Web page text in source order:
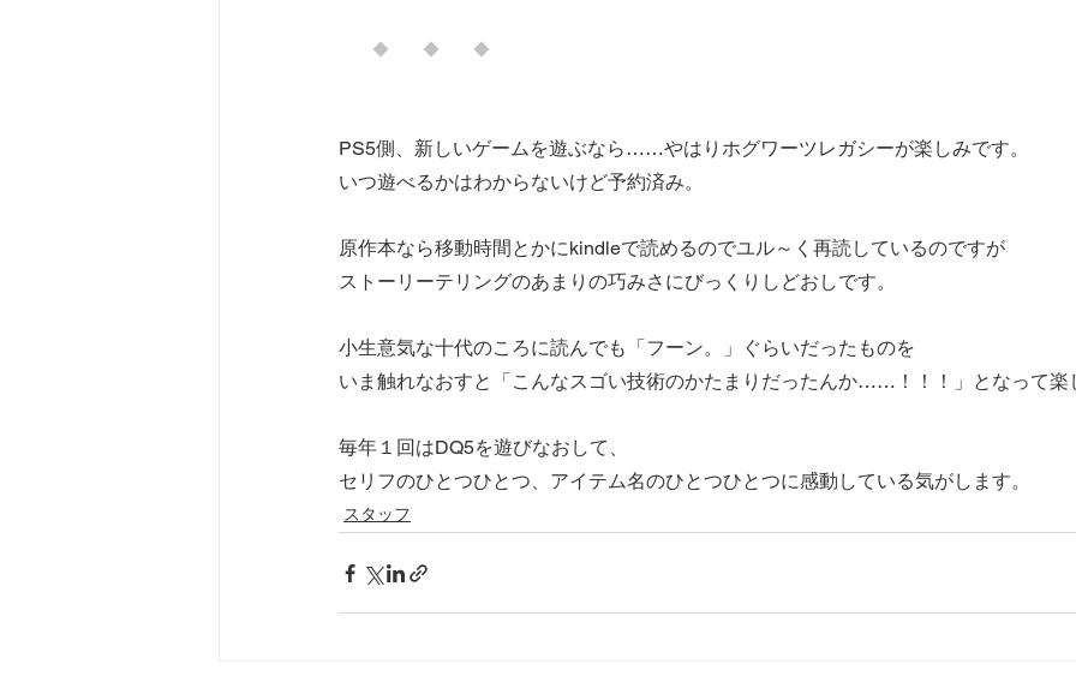
◆　　◆　　◆
PS5側、新しいゲームを遊ぶなら……やはりホグワーツレガシーが楽しみです。
いつ遊べるかはわからないけど予約済み。
原作本なら移動時間とかにkindleで読めるのでユル～く再読しているのですが
ストーリーテリングのあまりの巧みさにびっくりしどおしです。
小生意気な十代のころに読んでも「フーン。」ぐらいだったものを
いま触れなおすと「こんなスゴい技術のかたまりだったんか……！！！」となって楽
毎年１回はDQ5を遊びなおして、
セリフのひとつひとつ、アイテム名のひとつひとつに感動している気がします。
スタッフ